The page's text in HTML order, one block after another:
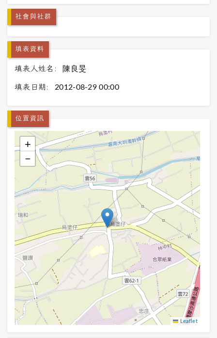
社會與社群
填表資料
填表人姓名: 陳良旻
填表日期: 2012-08-29 00:00
位置資訊
+
−
Leaflet